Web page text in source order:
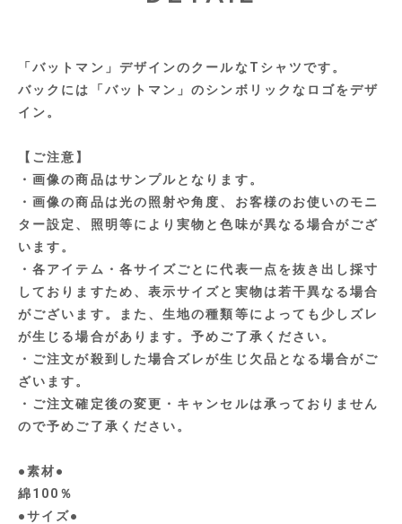
「バットマン」デザインのクールなTシャツです。
バックには「バットマン」のシンボリックなロゴをデザ
イン。
【ご注意】
・画像の商品はサンプルとなります。
・画像の商品は光の照射や角度、お客様のお使いのモニ
ター設定、照明等により実物と色味が異なる場合がござ
います。
・各アイテム・各サイズごとに代表一点を抜き出し採寸
しておりますため、表示サイズと実物は若干異なる場合
がございます。また、生地の種類等によっても少しズレ
が生じる場合があります。予めご了承ください。
・ご注文が殺到した場合ズレが生じ欠品となる場合がご
ざいます。
・ご注文確定後の変更・キャンセルは承っておりません
ので予めご了承ください。
●素材●
綿100％
●サイズ●